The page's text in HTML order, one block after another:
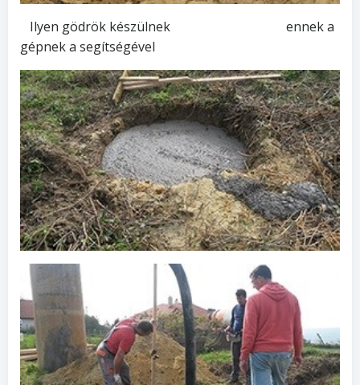
Ilyen gödrök készülnek ennek a
gépnek a segítségével